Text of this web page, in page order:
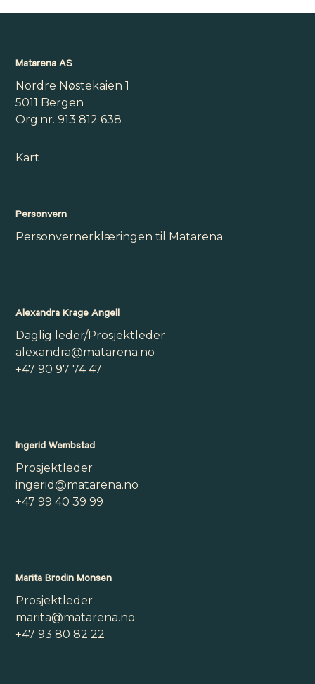
Matarena AS
Nordre Nøstekaien 1
5011 Bergen
Org.nr. 913 812 638
Kart
Personvern
Personvernerklæringen til Matarena
Alexandra Krage Angell
Daglig leder/Prosjektleder
alexandra@matarena.no
+47 90 97 74 47
Ingerid Wembstad
Prosjektleder
ingerid@matarena.no
+47 99 40 39 99
Marita Brodin Monsen
Prosjektleder
marita@matarena.no
+47 93 80 82 22